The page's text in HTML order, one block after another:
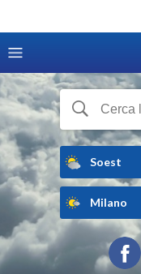
Soest
Milano